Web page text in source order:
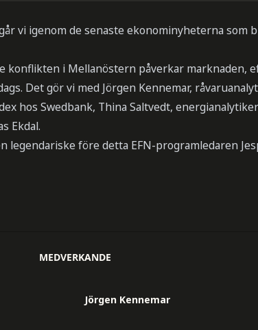
vi igenom de senaste ekonominyheterna som
konflikten i Mellanöstern påverkar marknaden,
Det gör vi med Jörgen Kennemar,
hos Swedbank, Thina Saltvedt,
Ekdal.
legendariske före detta EFN-programledaren
MEDVERKANDE
Jörgen Kennemar